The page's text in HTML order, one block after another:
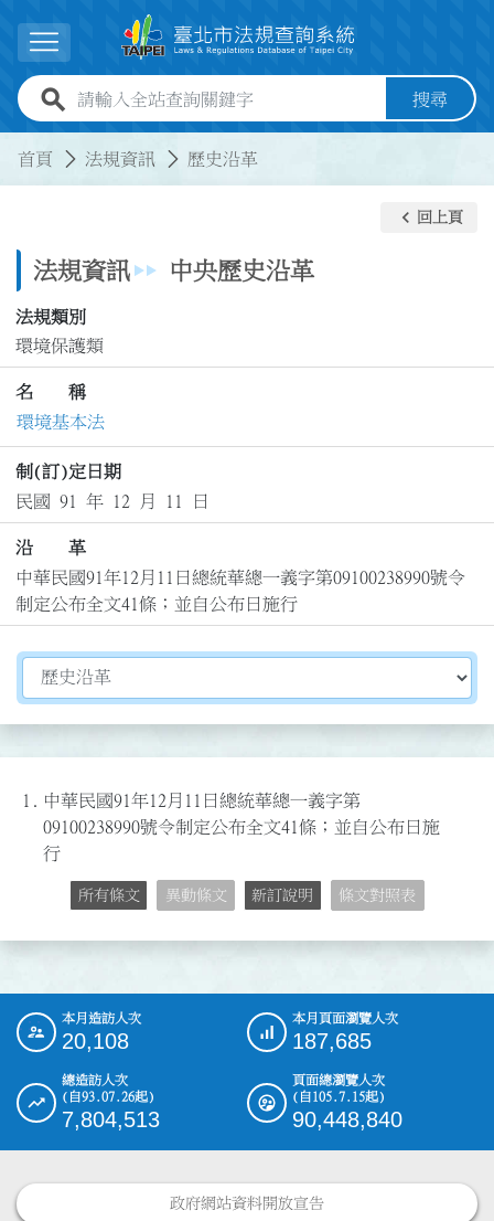
展開選單
全站查詢關鍵字欄位 搜尋
首頁 法規資訊 歷史沿革
法規資訊 中央歷史沿革
keyboard_arrow_left 回上頁
法規類別
環境保護類
名 稱
環境基本法
制(訂)定日期
民國 91 年 12 月 11 日
沿 革
中華民國91年12月11日總統華總一義字第09100238990號令
制定公布全文41條；並自公布日施行
切換選擇法規資訊內容
1.
中華民國91年12月11日總統華總一義字第
09100238990號令制定公布全文41條；並自公布日施
行
所有條文 異動條文 新訂說明 條文對照表
::: 本月造訪人次
20,108
本月頁面瀏覽人次
187,685
總造訪人次
(自93.07.26起)
7,804,513
頁面總瀏覽人次
(自105.7.15起)
90,448,840
政府網站資料開放宣告